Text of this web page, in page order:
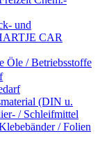
und
CAR
Öle / Betriebsstoffe
(DIN u.
/ Schleifmittel
/ Folien